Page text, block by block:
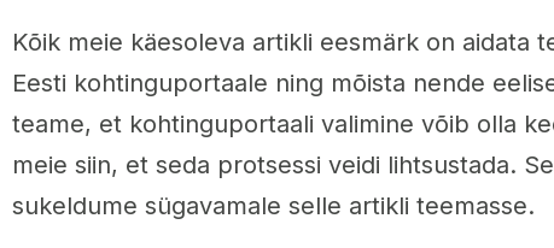
Kõik meie käesoleva artikli eesmärk on aidata
Eesti kohtinguportaale ning mõista nende
teame, et kohtinguportaali valimine võib olla
meie siin, et seda protsessi veidi lihtsustada.
sukeldume sügavamale selle artikli teemasse.